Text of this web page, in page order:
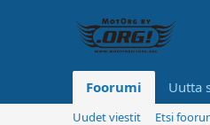
Foorumi Uutta
Uudet viestit Etsi